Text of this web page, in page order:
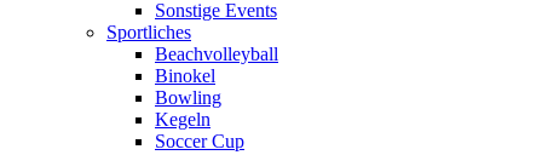
Sonstige Events
Sportliches
Beachvolleyball
Binokel
Bowling
Kegeln
Soccer Cup